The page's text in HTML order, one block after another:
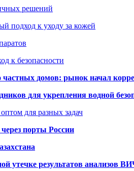
решений
подход к уходу за кожей
к безопасности
частных домов: рынок начал
для укрепления водной
для разных задач
порты России
утечке результатов анализов